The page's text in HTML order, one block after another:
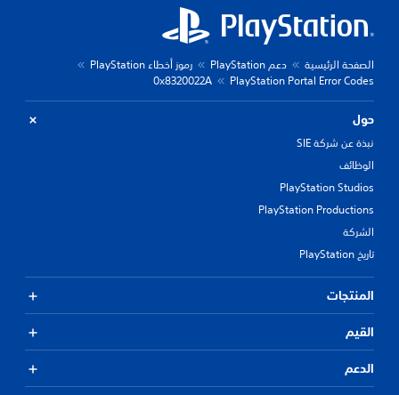
الصفحة الرئيسية دعم PlayStation
رموز أخطاء PlayStation
PlayStation Portal Error Codes
0x8320022A
حول
نبذة عن شركة SIE
الوظائف
PlayStation Studios
PlayStation Productions
الشركة
تاريخ PlayStation
المنتجات
القيم
الدعم